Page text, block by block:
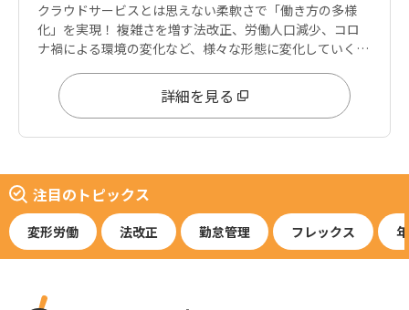
クラウドサービスとは思えない柔軟さで「働き方の多様
化」を実現！ 複雑さを増す法改正、労働人口減少、コロ
ナ禍による環境の変化など、様々な形態に変化していく働
詳細を見る
注目のトピックス
変形労働 法改正 勤怠管理 フレックス